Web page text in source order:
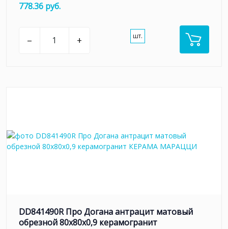
778.36 руб.
– + шт.
DD841490R Про Догана антрацит матовый
обрезной 80x80x0,9 керамогранит